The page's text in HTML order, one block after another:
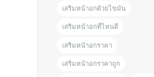
เสริมหน้าอกด้วยไขมัน
เสริมหน้าอกที่ไหนดี
เสริมหน้าอกราคา
เสริมหน้าอกราคาถูก